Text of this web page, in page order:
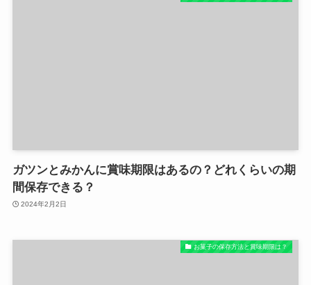
ガツンとみかんに賞味期限はあるの？どれくらいの期
間保存できる？
2024年2月2日
お菓子の保存方法と賞味期限は？